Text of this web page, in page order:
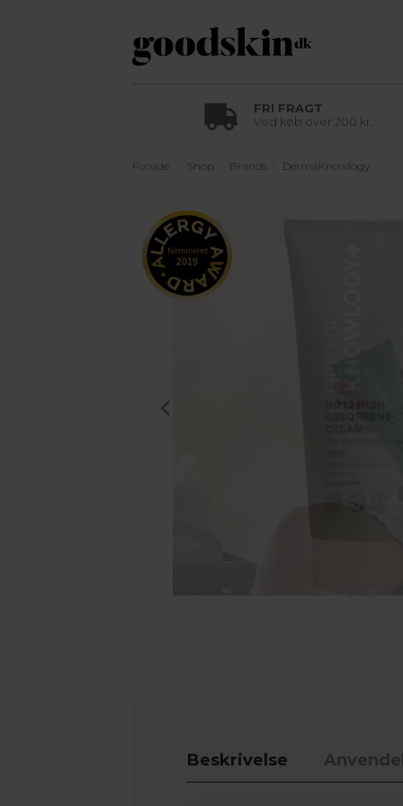
FRI FRAGT
Ved køb over 200 kr.
Forside Shop Brands DermaKnowlogy
Beskrivelse